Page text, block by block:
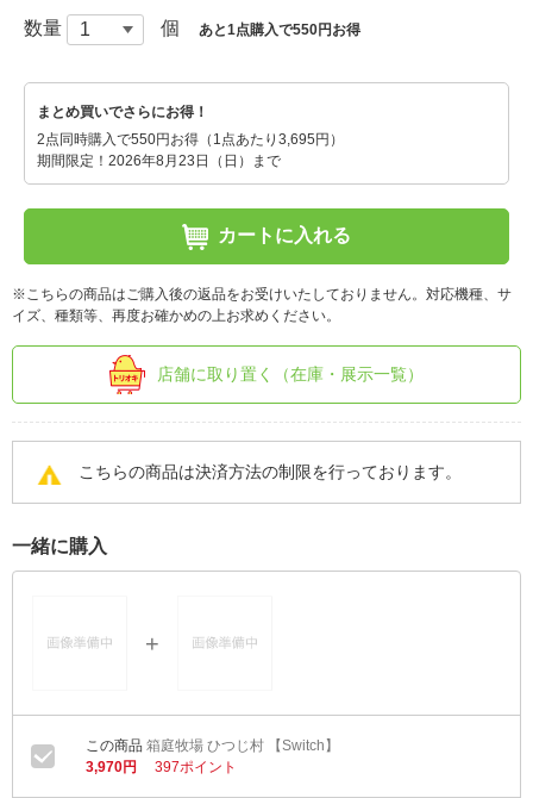
数量 個 あと1点購入で550円お得
まとめ買いでさらにお得！
2点同時購入で550円お得（1点あたり3,695円）
期間限定！2026年8月23日（日）まで
カートに入れる
※こちらの商品はご購入後の返品をお受けいたしておりません。対応機種、サ
イズ、種類等、再度お確かめの上お求めください。
店舗に取り置く（在庫・展示一覧）
こちらの商品は決済方法の制限を行っております。
一緒に購入
箱庭牧場 ひつじ村 【Switch】
3,970円
397ポイント